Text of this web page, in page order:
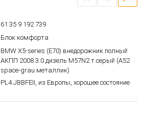
61 35 9 192 739
Блок комфорта
BMW X5-series (E70) внедорожник полный
АКПП 2008 3.0 дизель M57N2 т.серый (A52
space-grau металлик)
PL4 JBBFEII, из Европы, хорошее состояние